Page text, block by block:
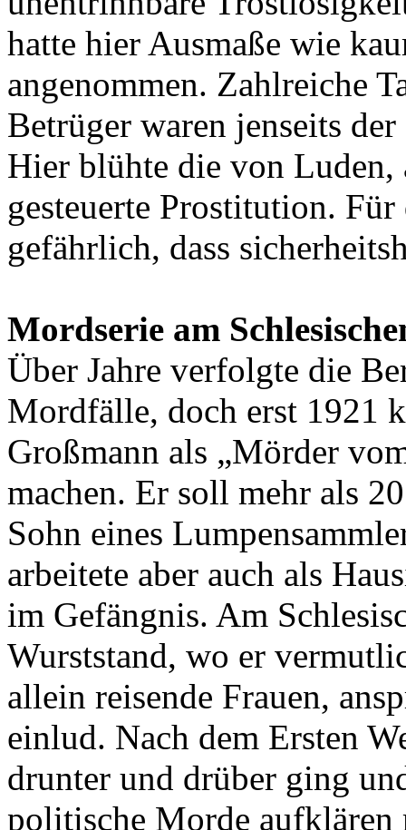
hatte hier Ausmaße wie
angenommen. Zahlreiche
Betrüger waren jenseits
Hier blühte die von Luden,
gesteuerte Prostitution.
gefährlich, dass
Mordserie am
Über Jahre verfolgte die
Mordfälle, doch erst 1921
Großmann als „Mörder
machen. Er soll mehr als
Sohn eines
arbeitete aber auch als
im Gefängnis. Am
Wurststand, wo er
allein reisende Frauen,
einlud. Nach dem Ersten
drunter und drüber ging
politische Morde aufklären